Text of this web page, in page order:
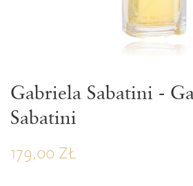
Gabriela Sabatini -
Sabatini
179,00 ZŁ